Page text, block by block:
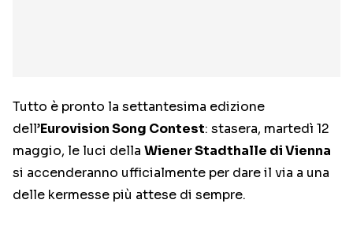
Tutto è pronto la settantesima edizione
dell’Eurovision Song Contest: stasera, martedì 12
maggio, le luci della Wiener Stadthalle di Vienna
si accenderanno ufficialmente per dare il via a una
delle kermesse più attese di sempre.